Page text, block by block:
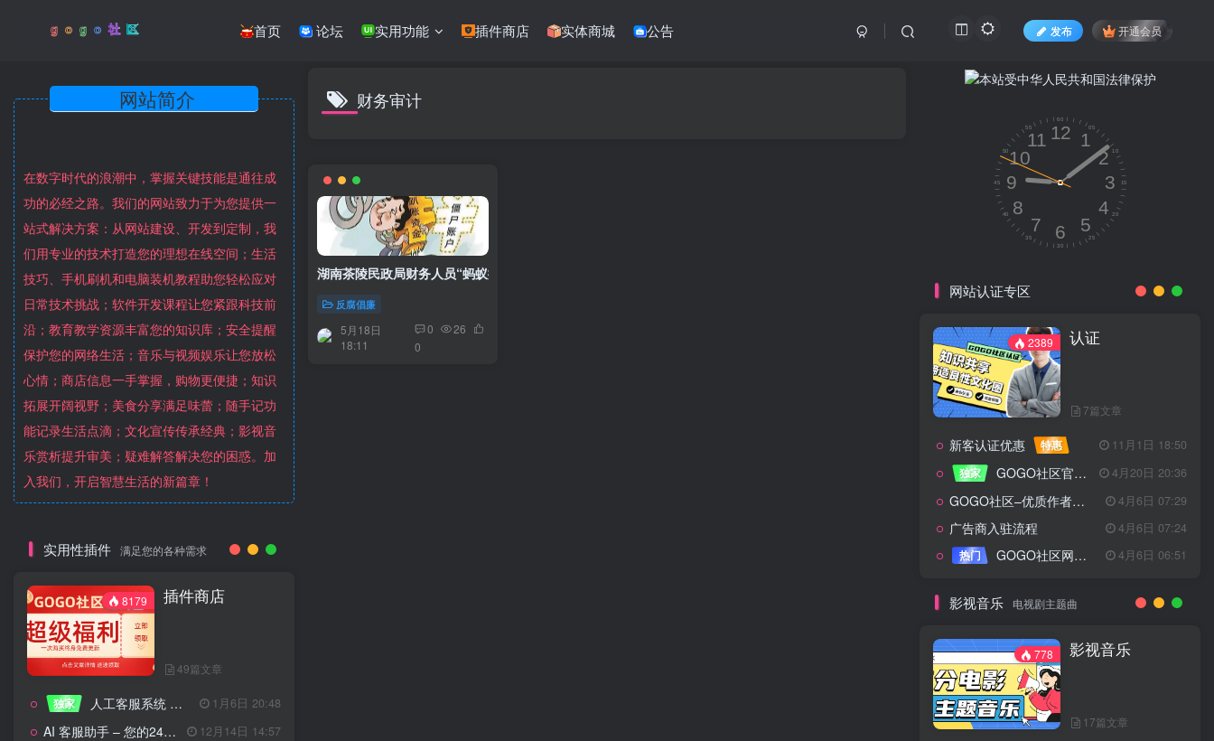
首页 论坛 实用功能 插件商店 实体商城 公告 发布 开通会员
在数字时代的浪潮中，掌握关键技能是通往成
功的必经之路。我们的网站致力于为您提供一
站式解决方案：从网站建设、开发到定制，我
们用专业的技术打造您的理想在线空间；生活
技巧、手机刷机和电脑装机教程助您轻松应对
日常技术挑战；软件开发课程让您紧跟科技前
沿；教育教学资源丰富您的知识库；安全提醒
保护您的网络生活；音乐与视频娱乐让您放松
心情；商店信息一手掌握，购物更便捷；知识
拓展开阔视野；美食分享满足味蕾；随手记功
能记录生活点滴；文化宣传传承经典；影视音
乐赏析提升审美；疑难解答解决您的困惑。加
入我们，开启智慧生活的新篇章！
实用性插件 满足您的各种需求
8179 插件商店
49篇文章
独家 人工客服系统 技术开发文档 1月6日 20:48
AI 客服助手 – 您的24/7智能客服专家
12月14日 14:57
财务审计
湖南茶陵民政局财务人员“蚂蚁搬家式”侵吞低保户电费补贴170万获刑五年
反腐倡廉
5月18日
18:11
0
26
0
网站认证专区
2389 认证
7篇文章
新客认证优惠 特惠
11月1日 18:50
独家
GOGO社区官方成员认证 4月20日 20:36
GOGO社区–优质作者认证 4月6日 07:29
广告商入驻流程
4月6日 07:24
热门
GOGO社区网站搭建(自助服务) 4月6日 06:51
影视音乐 电视剧主题曲
778 影视音乐
17篇文章